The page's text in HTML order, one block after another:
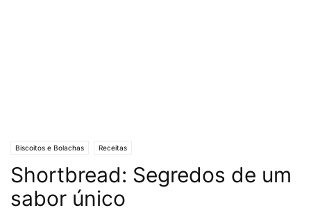
Biscoitos e Bolachas Receitas
Shortbread: Segredos de um
sabor único